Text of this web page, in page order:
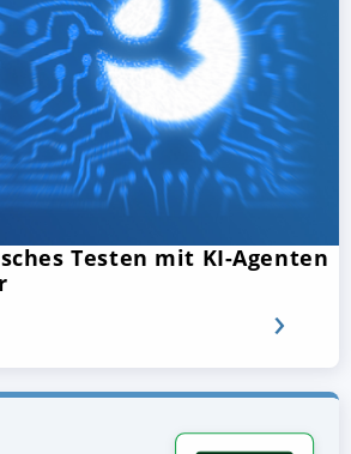
Testen mit KI-Agenten